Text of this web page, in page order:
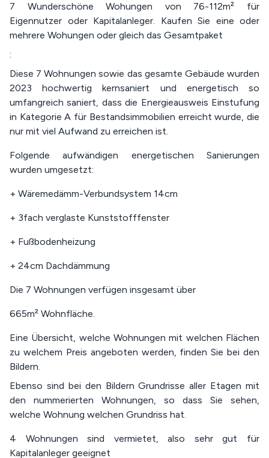
7 Wunderschöne Wohungen von 76-112m² für
Eigennutzer oder Kapitalanleger. Kaufen Sie eine oder
mehrere Wohungen oder gleich das Gesamtpaket
:
Diese 7 Wohnungen sowie das gesamte Gebäude wurden
2023 hochwertig kernsaniert und energetisch so
umfangreich saniert, dass die Energieausweis Einstufung
in Kategorie A für Bestandsimmobilien erreicht wurde, die
nur mit viel Aufwand zu erreichen ist.
Folgende aufwändigen energetischen Sanierungen
wurden umgesetzt:
+ Wäremedämm-Verbundsystem 14cm
+ 3fach verglaste Kunststofffenster
+ Fußbodenheizung
+ 24cm Dachdämmung
Die 7 Wohnungen verfügen insgesamt über
665m² Wohnfläche.
Eine Übersicht, welche Wohnungen mit welchen Flächen
zu welchem Preis angeboten werden, finden Sie bei den
Bildern.
Ebenso sind bei den Bildern Grundrisse aller Etagen mit
den nummerierten Wohnungen, so dass Sie sehen,
welche Wohnung welchen Grundriss hat.
4 Wohnungen sind vermietet, also sehr gut für
Kapitalanleger geeignet